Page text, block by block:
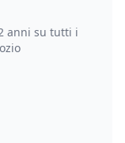
anni su tutti i